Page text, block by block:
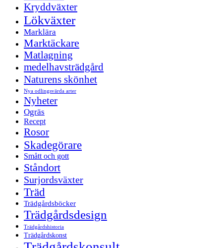
Kryddväxter
Lökväxter
Marklära
Marktäckare
Matlagning
medelhavsträdgård
Naturens skönhet
Nya odlingsvärda arter
Nyheter
Ogräs
Recept
Rosor
Skadegörare
Smått och gott
Ståndort
Surjordsväxter
Träd
Trädgårdsböcker
Trädgårdsdesign
Trädgårdshistoria
Trädgårdskonst